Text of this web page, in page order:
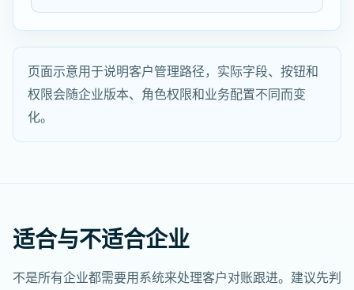
页面示意用于说明客户管理路径，实际字段、按钮和
权限会随企业版本、角色权限和业务配置不同而变
化。
适合与不适合企业
不是所有企业都需要用系统来处理客户对账跟进。建议先判